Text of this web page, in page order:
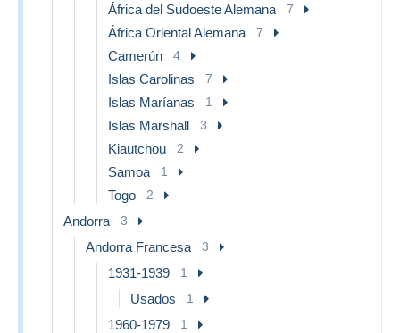
África del Sudoeste Alemana 7
África Oriental Alemana 7
Camerún 4
Islas Carolinas 7
Islas Maríanas 1
Islas Marshall 3
Kiautchou 2
Samoa 1
Togo 2
Andorra 3
Andorra Francesa 3
1931-1939 1
Usados 1
1960-1979 1